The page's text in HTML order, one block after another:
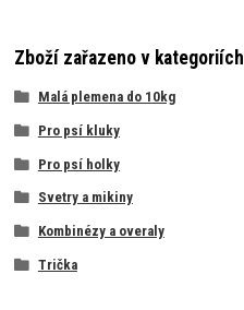
Zboží zařazeno v kategoriích
Malá plemena do 10kg
Pro psí kluky
Pro psí holky
Svetry a mikiny
Kombinézy a overaly
Trička